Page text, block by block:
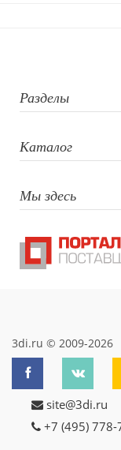
по
LAC:
Разделы
Каталог
Мы здесь
3di.ru © 2009-2026
site@3di.ru
+7 (495) 778-